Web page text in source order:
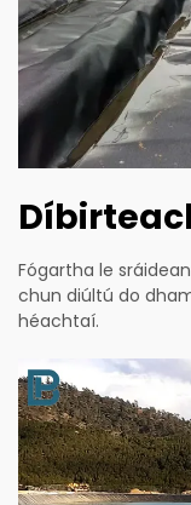
Fógartha le
chun diúltú do
héachtaí.